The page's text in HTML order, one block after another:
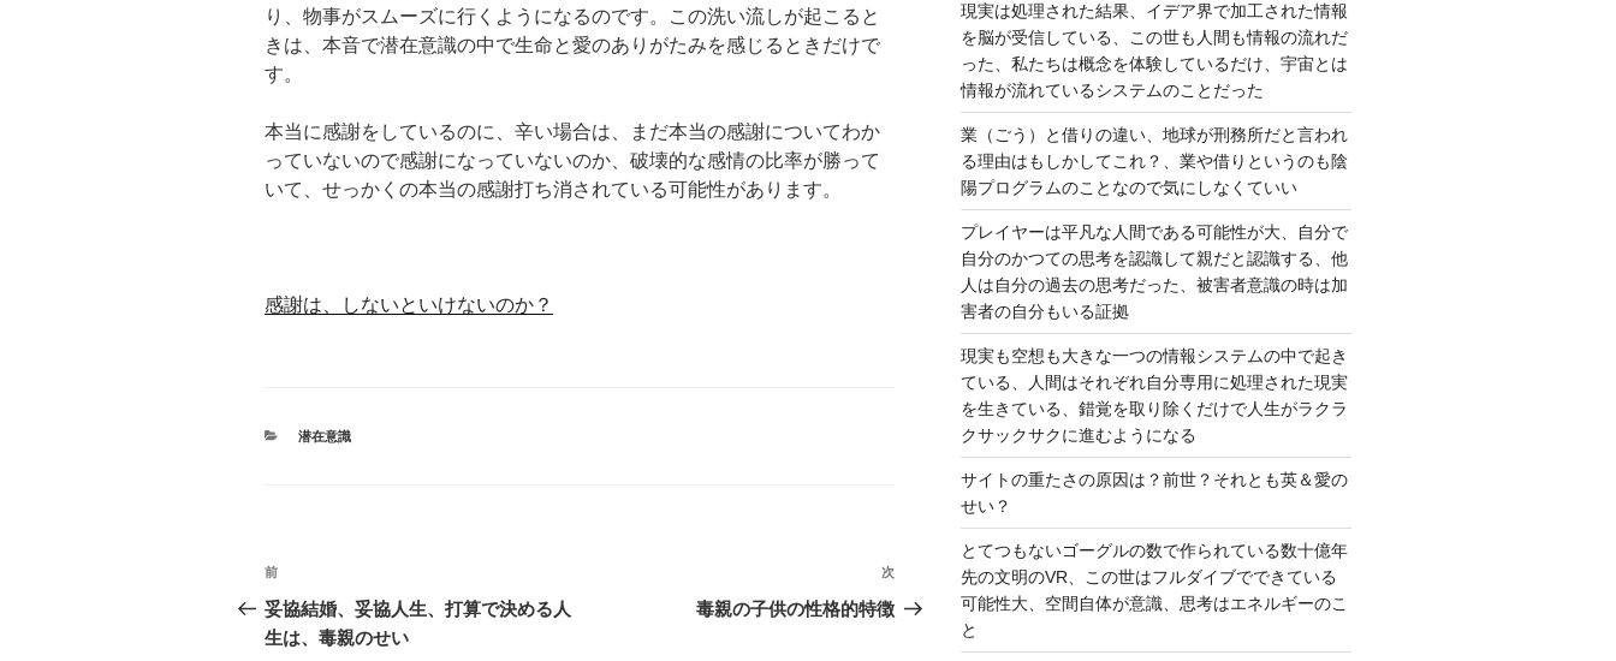
り、物事がスムーズに行くようになるのです。この洗い流しが起こると
きは、本音で潜在意識の中で生命と愛のありがたみを感じるときだけで
す。
本当に感謝をしているのに、辛い場合は、まだ本当の感謝についてわか
っていないので感謝になっていないのか、破壊的な感情の比率が勝って
いて、せっかくの本当の感謝打ち消されている可能性があります。
感謝は、しないといけないのか？
カ
潜在意識
投
稿
ナ
前
の
投
前
妥協結婚、妥協人生、打算で決める人
生は、毒親のせい
次
の
次
毒親の子供の性格的特徴
現実は処理された結果、イデア界で加工された情報
を脳が受信している、この世も人間も情報の流れだ
った、私たちは概念を体験しているだけ、宇宙とは
情報が流れているシステムのことだった
業（ごう）と借りの違い、地球が刑務所だと言われ
る理由はもしかしてこれ？、業や借りというのも陰
陽プログラムのことなので気にしなくていい
プレイヤーは平凡な人間である可能性が大、自分で
自分のかつての思考を認識して親だと認識する、他
人は自分の過去の思考だった、被害者意識の時は加
害者の自分もいる証拠
現実も空想も大きな一つの情報システムの中で起き
ている、人間はそれぞれ自分専用に処理された現実
を生きている、錯覚を取り除くだけで人生がラクラ
クサックサクに進むようになる
サイトの重たさの原因は？前世？それとも英＆愛の
せい？
とてつもないゴーグルの数で作られている数十億年
先の文明のVR、この世はフルダイブでできている
可能性大、空間自体が意識、思考はエネルギーのこ
と